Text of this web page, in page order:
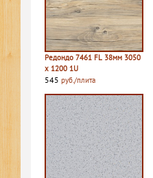
Редондо 7461 FL 38мм 3050
х 1200 1U
545 руб./плита